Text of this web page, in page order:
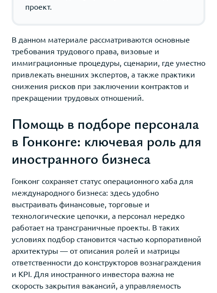
проект.
В данном материале рассматриваются основные
требования трудового права, визовые и
иммиграционные процедуры, сценарии, где уместно
привлекать внешних экспертов, а также практики
снижения рисков при заключении контрактов и
прекращении трудовых отношений.
Помощь в подборе персонала
в Гонконге: ключевая роль для
иностранного бизнеса
Гонконг сохраняет статус операционного хаба для
международного бизнеса: здесь удобно
выстраивать финансовые, торговые и
технологические цепочки, а персонал нередко
работает на трансграничные проекты. В таких
условиях подбор становится частью корпоративной
архитектуры — от описания ролей и матрицы
ответственности до конструкторов вознаграждения
и KPI. Для иностранного инвестора важна не
скорость закрытия вакансий, а управляемость